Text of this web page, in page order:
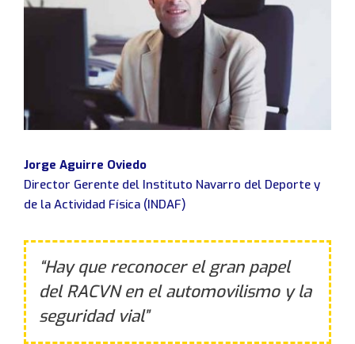
Abantailen kluba
Isunen errekurtsoak
Ezbeharrak kudeatzea
Etxe asegurua
Istripu-asegurua
Eguneko Baja asegurua
Gidabaimena kentzeagatiko asegurua
Jornadas y actos
Zirkulazioaren informazioa
Berriak
Elkarrizketa
Prentsa oharrak
Argazki galeria
Informazio interesgarria
Información y consejos
Enlaces de interés
Guías de viaje
Jorge Aguirre Oviedo
Director Gerente del Instituto Navarro del Deporte y
de la Actividad Física (INDAF)
“Hay que reconocer el gran papel
del RACVN en el automovilismo y la
seguridad vial”
Quiero información
Te llamaremos lo antes
This site is protected by reCAPTCHA and the